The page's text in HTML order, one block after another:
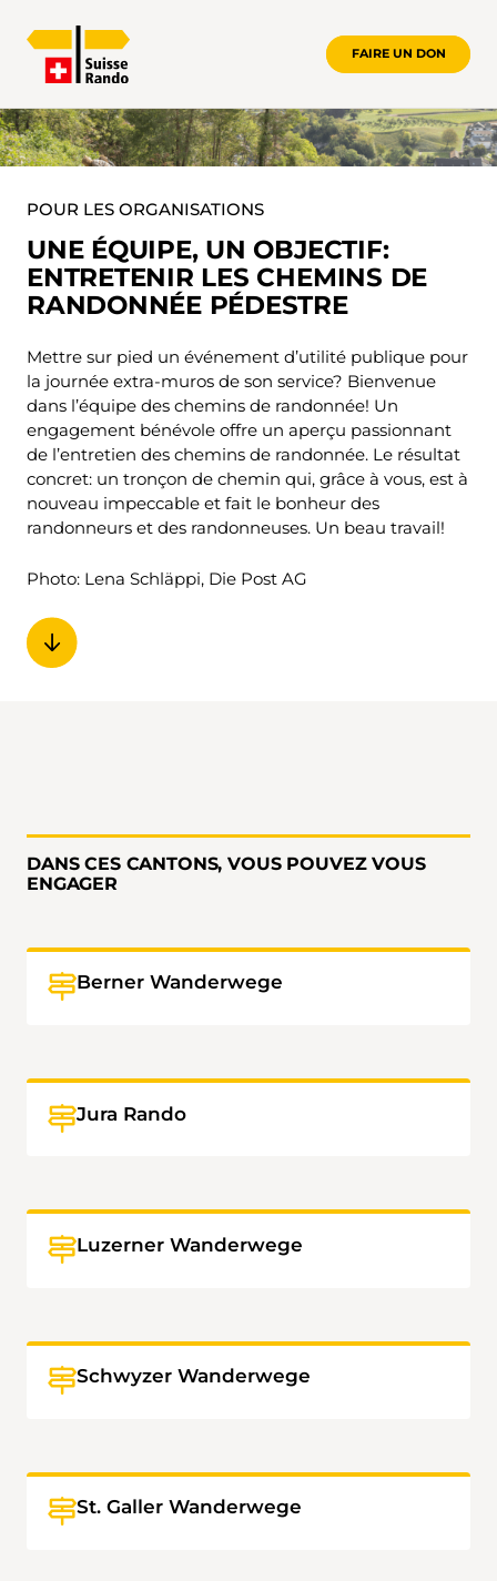
FAIRE UN DON
POUR LES ENTREPRISES
POUR LES ORGANISATIONS
UNE ÉQUIPE, UN OBJECTIF:
ENTRETENIR LES CHEMINS DE
RANDONNÉE PÉDESTRE
Mettre sur pied un événement d’utilité publique pour
la journée extra-muros de son service? Bienvenue
dans l’équipe des chemins de randonnée! Un
engagement bénévole offre un aperçu passionnant
de l’entretien des chemins de randonnée. Le résultat
concret: un tronçon de chemin qui, grâce à vous, est à
nouveau impeccable et fait le bonheur des
randonneurs et des randonneuses. Un beau travail!
Photo: Lena Schläppi, Die Post AG
DANS CES CANTONS, VOUS POUVEZ VOUS
ENGAGER
Berner Wanderwege
Jura Rando
Luzerner Wanderwege
Schwyzer Wanderwege
St. Galler Wanderwege